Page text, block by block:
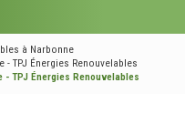
à Narbonne
TPJ Énergies Renouvelables
TPJ Énergies Renouvelables